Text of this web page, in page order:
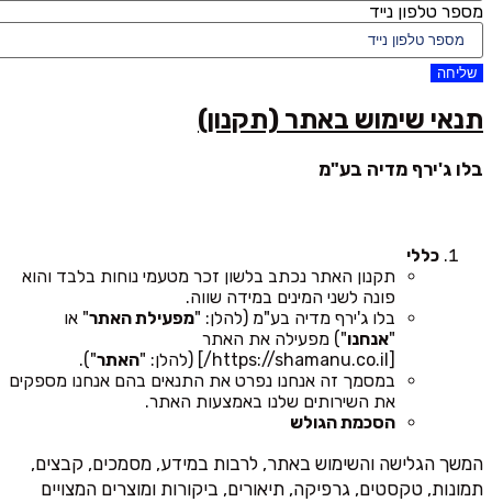
מספר טלפון נייד
שליחה
תנאי שימוש באתר (תקנון)
בלו ג'ירף מדיה בע"מ
כללי
תקנון האתר נכתב בלשון זכר מטעמי נוחות בלבד והוא
פונה לשני המינים במידה שווה.
בלו ג'ירף מדיה בע"מ (להלן: "מפעילת האתר" או
"אנחנו") מפעילה את האתר
[https://shamanu.co.il/] (להלן: "
האתר").
במסמך זה אנחנו נפרט את התנאים בהם אנחנו מספקים
את השירותים שלנו באמצעות האתר.
הסכמת הגולש
המשך הגלישה והשימוש באתר, לרבות במידע, מסמכים, קבצים,
תמונות, טקסטים, גרפיקה, תיאורים, ביקורות ומוצרים המצויים